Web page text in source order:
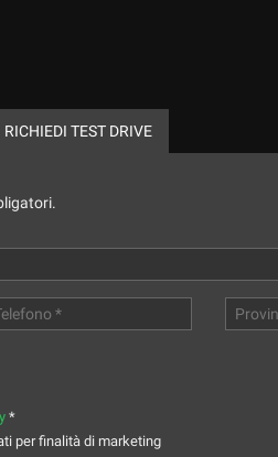
RICHIEDI TEST DRIVE
*
per finalità di marketing